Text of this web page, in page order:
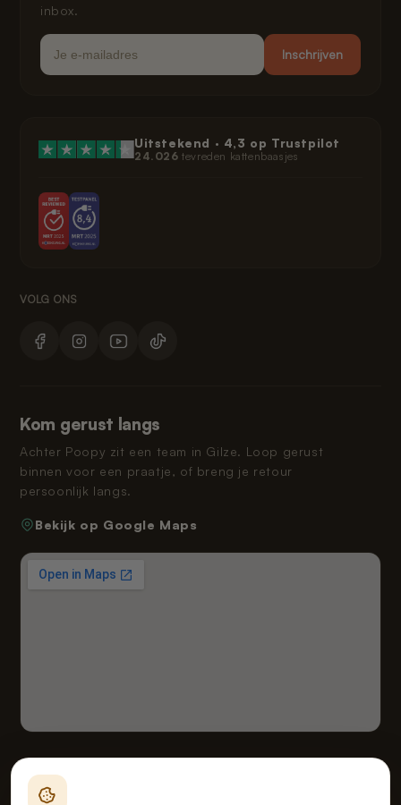
inbox.
Email
Inschrijven
Uitstekend · 4,3 op Trustpilot
24.026 tevreden kattenbaasjes
Kom gerust langs
Achter Poopy zit een team in Gilze. Loop gerust
binnen voor een praatje, of breng je retour
persoonlijk langs.
Bekijk op Google Maps
Fealy B.V. handelend onder de naam van Poopy